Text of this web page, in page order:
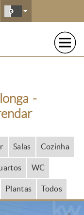
-
Salas Cozinha
WC
Plantas Todos